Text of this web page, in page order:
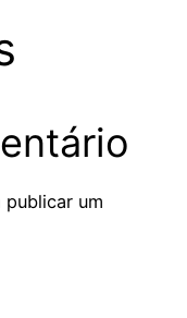
publicar um